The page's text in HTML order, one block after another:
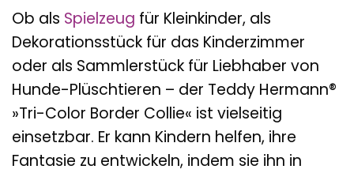
Ob als Spielzeug für Kleinkinder, als
Dekorationsstück für das Kinderzimmer
oder als Sammlerstück für Liebhaber von
Hunde-Plüschtieren – der Teddy Hermann®
»Tri-Color Border Collie« ist vielseitig
einsetzbar. Er kann Kindern helfen, ihre
Fantasie zu entwickeln, indem sie ihn in